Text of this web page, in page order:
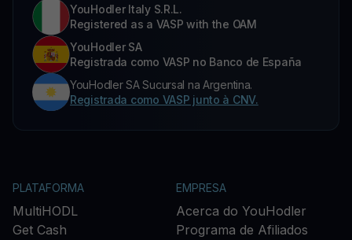
YouHodler Italy S.R.L.
Registered as a VASP with the OAM
YouHodler SA
Registrada como VASP no Banco de España
YouHodler SA Sucursal na Argentina.
Registrada como VASP junto à CNV.
PLATAFORMA
MultiHODL
Get Cash
EMPRESA
Acerca do YouHodler
Programa de Afiliados